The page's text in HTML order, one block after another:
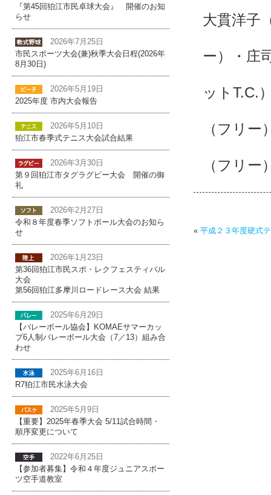
大貫洋子
ー）・庄
ットT.C.
（フリー
（フリー
« 平成２３年度硬式
『第45回狛江市民卓球大会』 開催のお知
らせ
2026年7月25日
市民スポーツ大会(兼)秋季大会日程(2026年
8月30日)
2026年5月19日
2025年度 市内大会報告
2026年5月10日
狛江市春季式テニス大会試合結果
2026年3月30日
第９回狛江市タグラグビー大会 開催の御
礼
2026年2月27日
令和８年度春季ソフトボール大会のお知ら
せ
2026年1月23日
第36回狛江市民スポ・レクフェスティバル
大会
第56回狛江多摩川ロードレース大会 結果
2025年6月29日
【バレーボール協会】KOMAEサマーカッ
プ6人制バレーボール大会（7／13）組み合
わせ
2025年6月16日
R7狛江市民水泳大会
2025年5月9日
【重要】2025年春季大会 5/11試合時間・
順序変更について
2022年6月25日
【参加者募集】令和４年度ジュニアスポー
ツ空手道教室